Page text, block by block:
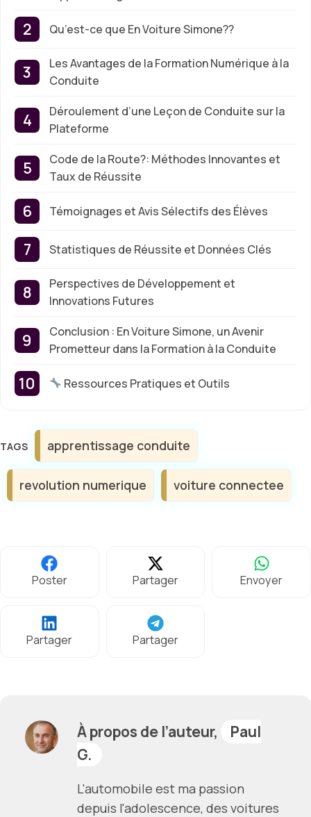
Qu’est-ce que En Voiture Simone??
Les Avantages de la Formation Numérique à la
Conduite
Déroulement d’une Leçon de Conduite sur la
Plateforme
Code de la Route?: Méthodes Innovantes et
Taux de Réussite
Témoignages et Avis Sélectifs des Élèves
Statistiques de Réussite et Données Clés
Perspectives de Développement et
Innovations Futures
Conclusion : En Voiture Simone, un Avenir
Prometteur dans la Formation à la Conduite
Ressources Pratiques et Outils
Étiquettes
apprentissage conduite
revolution numerique voiture connectee
Poster Partager Envoyer
Partager Partager
À propos de l’auteur,
Paul
G.
L'automobile est ma passion
depuis l'adolescence, des voitures